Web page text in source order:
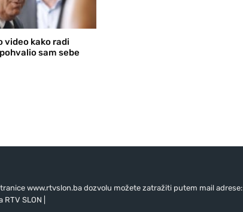
video kako radi
sam sebe
www.rtvslon.ba dozvolu možete zatražiti putem mail adrese:
RTV SLON |